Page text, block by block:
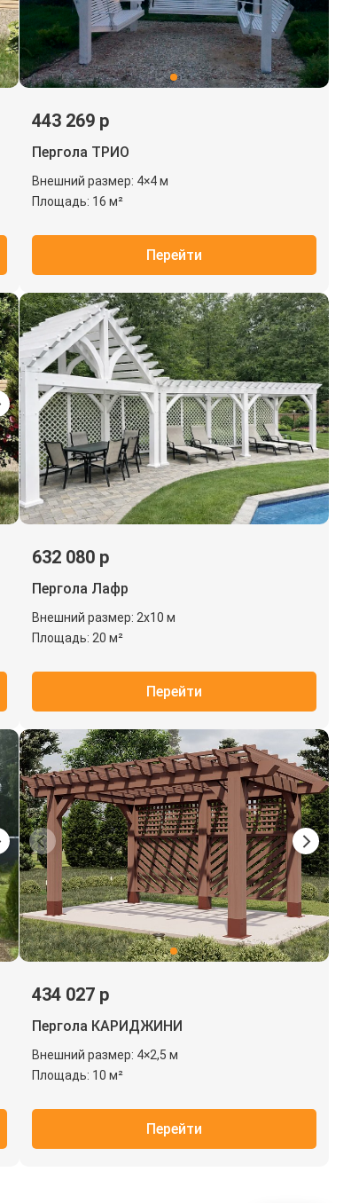
443 269 р
Пергола ТРИО
Внешний размер: 4×4 м
Площадь: 16 м²
Перейти
632 080 р
Пергола Лафр
Внешний размер: 2х10 м
Площадь: 20 м²
Перейти
434 027 р
Пергола КАРИДЖИНИ
Внешний размер: 4×2,5 м
Площадь: 10 м²
Перейти